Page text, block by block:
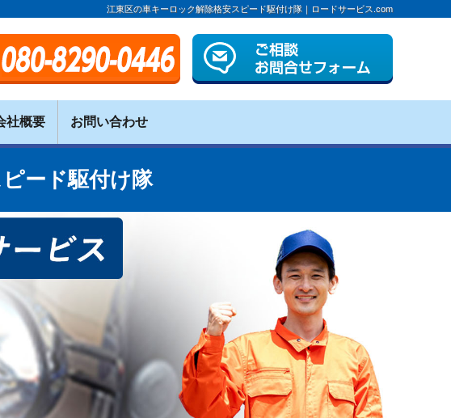
江東区の車キーロック解除格安スピード駆付け隊｜ロードサービス.com
社概要 お問い合わせ
ード駆付け隊